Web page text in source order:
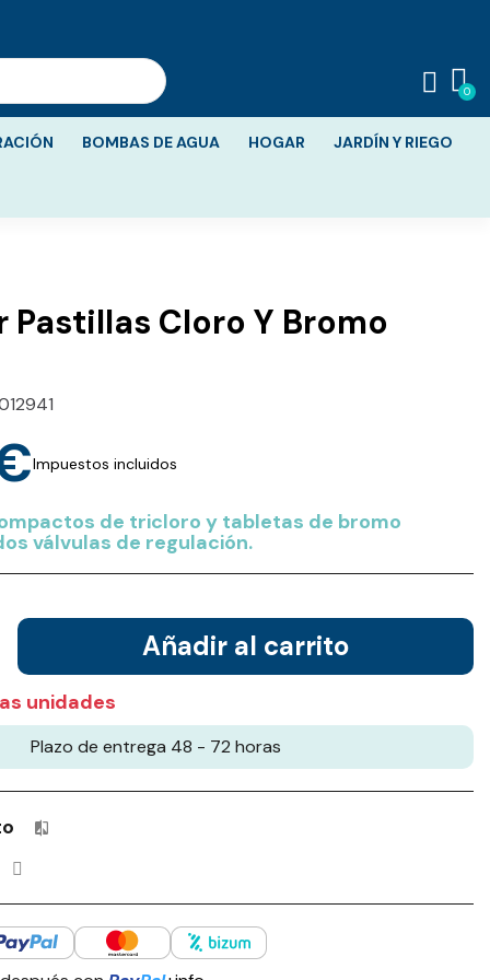
BOMBAS DE AGUA HOGAR JARDÍN Y RIEGO
Cloro Y Bromo
Impuestos incluidos
de tricloro y tabletas de bromo
válvulas de regulación.
Añadir al carrito
unidades
Plazo de entrega 48 - 72 horas
Productos incluidos en tu lista de comparación: 0 / 4